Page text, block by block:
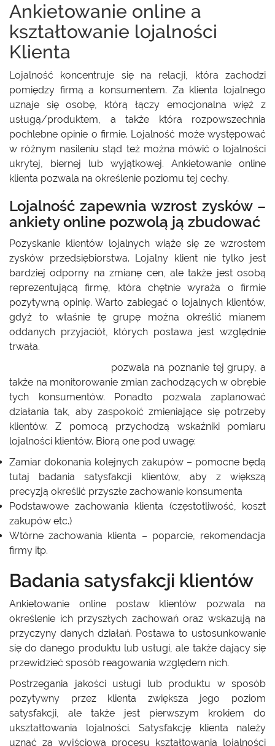
Ankietowanie online a
kształtowanie lojalności
Klienta
Lojalność koncentruje się na relacji, która zachodzi
pomiędzy firmą a konsumentem. Za klienta lojalnego
uznaje się osobę, którą łączy emocjonalna więź z
usługą/produktem, a także która rozpowszechnia
pochlebne opinie o firmie. Lojalność może występować
w różnym nasileniu stąd też można mówić o lojalności
ukrytej, biernej lub wyjątkowej. Ankietowanie online
klienta pozwala na określenie poziomu tej cechy.
Lojalność zapewnia wzrost zysków –
ankiety online pozwolą ją zbudować
Pozyskanie klientów lojalnych wiąże się ze wzrostem
zysków przedsiębiorstwa. Lojalny klient nie tylko jest
bardziej odporny na zmianę cen, ale także jest osobą
reprezentującą firmę, która chętnie wyraża o firmie
pozytywną opinię. Warto zabiegać o lojalnych klientów,
gdyż to właśnie tę grupę można określić mianem
oddanych przyjaciół, których postawa jest względnie
trwała.
pozwala na poznanie tej grupy, a
także na monitorowanie zmian zachodzących w obrębie
tych konsumentów. Ponadto pozwala zaplanować
działania tak, aby zaspokoić zmieniające się potrzeby
klientów. Z pomocą przychodzą wskaźniki pomiaru
lojalności klientów. Biorą one pod uwagę:
Zamiar dokonania kolejnych zakupów – pomocne będą
tutaj badania satysfakcji klientów, aby z większą
precyzją określić przyszłe zachowanie konsumenta
Podstawowe zachowania klienta (częstotliwość, koszt
zakupów etc.)
Wtórne zachowania klienta – poparcie, rekomendacja
firmy itp.
Badania satysfakcji klientów
Ankietowanie online postaw klientów pozwala na
określenie ich przyszłych zachowań oraz wskazują na
przyczyny danych działań. Postawa to ustosunkowanie
się do danego produktu lub usługi, ale także dający się
przewidzieć sposób reagowania względem nich.
Postrzegania jakości usługi lub produktu w sposób
pozytywny przez klienta zwiększa jego poziom
satysfakcji, ale także jest pierwszym krokiem do
ukształtowania lojalności. Satysfakcję klienta należy
uznać za wyjściową procesu kształtowania lojalności